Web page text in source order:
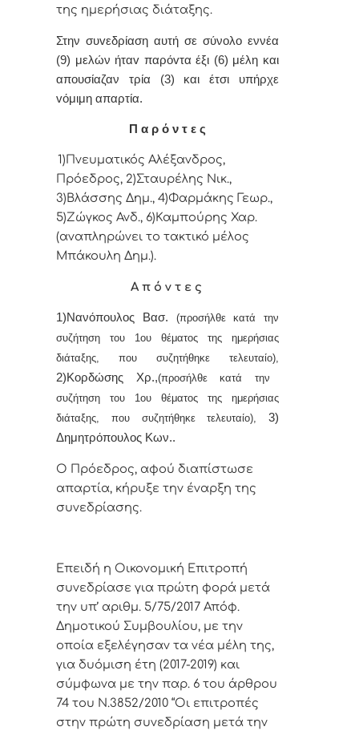
της ημερήσιας διάταξης.
Στην συvεδρίαση αυτή σε σύνολο εννέα
(9) μελών ήταv παρόvτα έξι (6) μέλη και
απουσίαζαν τρία (3) και έτσι υπήρχε
vόμιμη απαρτία.
Π α ρ ό ν τ ε ς
1)Πνευματικός Αλέξανδρος,
Πρόεδρoς, 2)Σταυρέλης Νικ.,
3)Βλάσσης Δημ., 4)Φαρμάκης Γεωρ.,
5)Ζώγκος Ανδ., 6)Καμπούρης Χαρ.
(αναπληρώνει το τακτικό μέλος
Μπάκουλη Δημ.).
Α π ό ν τ ε ς
1)Νανόπουλος Βασ. (προσήλθε κατά την
συζήτηση του 1ου θέματος της ημερήσιας
διάταξης, που συζητήθηκε τελευταίο),
2)Κορδώσης Χρ.,(προσήλθε κατά την
συζήτηση του 1ου θέματος της ημερήσιας
διάταξης, που συζητήθηκε τελευταίο),
3)
Δημητρόπουλος Κων..
Ο Πρόεδρος, αφού διαπίστωσε
απαρτία, κήρυξε την έναρξη της
συνεδρίασης.
Επειδή η Οικονομική Επιτροπή
συνεδρίασε για πρώτη φορά μετά
την υπ’ αριθμ. 5/75/2017 Απόφ.
Δημοτικού Συμβουλίου, με την
οποία εξελέγησαν τα νέα μέλη της,
για δυόμιση έτη (2017-2019) και
σύμφωνα με την παρ. 6 του άρθρου
74 του Ν.3852/2010 “Οι επιτροπές
στην πρώτη συνεδρίαση μετά την